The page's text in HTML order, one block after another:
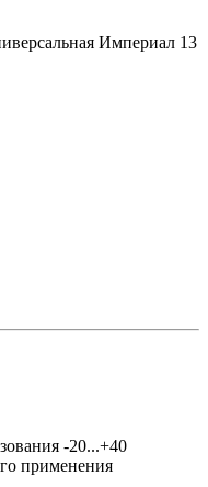
Империал 13
-20...+40
применения